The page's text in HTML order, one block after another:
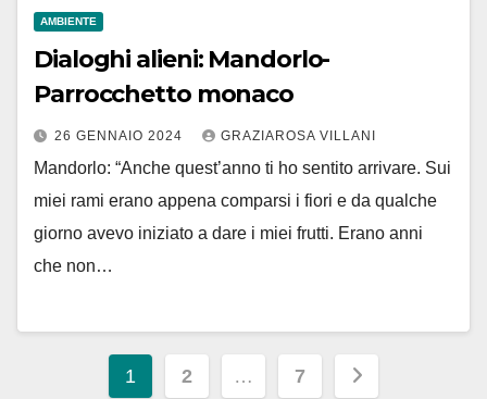
AMBIENTE
Dialoghi alieni: Mandorlo-
Parrocchetto monaco
26 GENNAIO 2024 GRAZIAROSA VILLANI
Mandorlo: “Anche quest’anno ti ho sentito arrivare. Sui
miei rami erano appena comparsi i fiori e da qualche
giorno avevo iniziato a dare i miei frutti. Erano anni
che non…
Paginazione
1 2 … 7